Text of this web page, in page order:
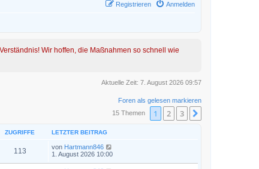
Anmelden
Registrieren
Wir hoffen, die Maßnahmen so schnell wie
Aktuelle Zeit: 7. August 2026 09:57
Foren als gelesen markieren
15 Themen
1 2 3
ZUGRIFFE LETZTER BEITRAG
113 von Hartmann846
1. August 2026 10:00